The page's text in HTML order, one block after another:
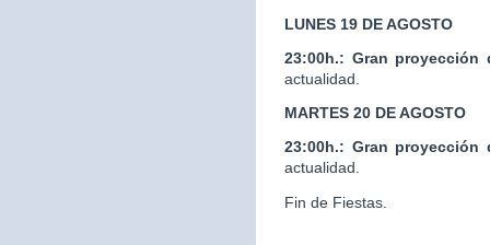
LUNES 19 DE AGOSTO
23:00h.: Gran proyección
actualidad.
MARTES 20 DE AGOSTO
23:00h.: Gran proyección
actualidad.
Fin de Fiestas.